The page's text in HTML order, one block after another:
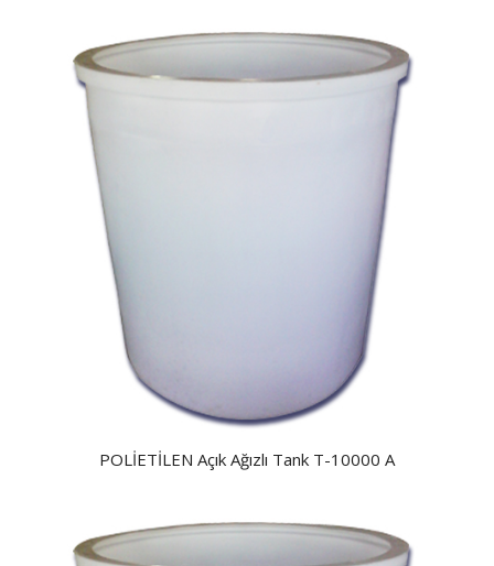
POLİETİLEN Açık Ağızlı Tank T-10000 A